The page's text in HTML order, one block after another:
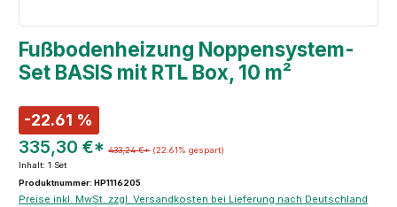
Fußbodenheizung Noppensystem-
Set BASIS mit RTL Box, 10 m²
-22.61 %
335,30 €* 433,24 €* (22.61% gespart)
Inhalt: 1 Set
Produktnummer: HP1116205
Preise inkl. MwSt. zzgl. Versandkosten bei Lieferung nach Deutschland